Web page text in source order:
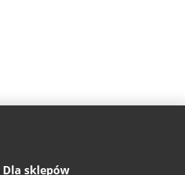
Dla sklepów